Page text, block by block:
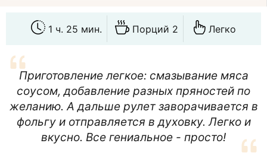
1 ч. 25 мин. Порций 2 Легко
Приготовление легкое: смазывание мяса
соусом, добавление разных пряностей по
желанию. А дальше рулет заворачивается в
фольгу и отправляется в духовку. Легко и
вкусно. Все гениальное - просто!